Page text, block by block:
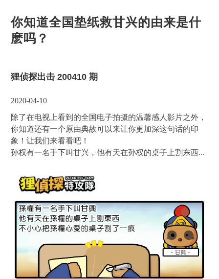
你知道全国垫纸救甘兴的由来是什
麽吗？
狸侦探出击 200410 期
2020-04-10
除了在电视上看到的全国电子拍摄的温馨感人影片之外，
你知道还有一个原由典故可以来让你更加深这句话的印
象！让我们来看看吧！
孙权有一名手下叫甘兴，他有天在孙权的桌子上割东西...